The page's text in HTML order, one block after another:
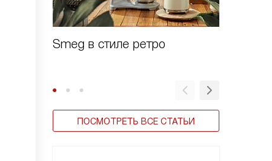
Smeg в стиле ретро
ПОСМОТРЕТЬ ВСЕ СТАТЬИ